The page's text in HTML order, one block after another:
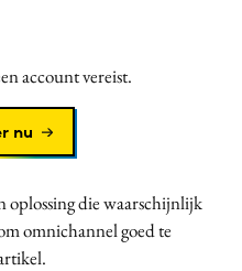
account vereist.
nu
oplossing die waarschijnlijk
omnichannel goed te